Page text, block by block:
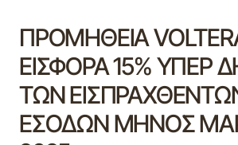
ΠΡΟΜΗΘΕΙΑ
ΕΙΣΦΟΡΑ 15% ΥΠΕΡ
ΤΩΝ
ΕΣΟΔΩΝ ΜΗΝΟΣ